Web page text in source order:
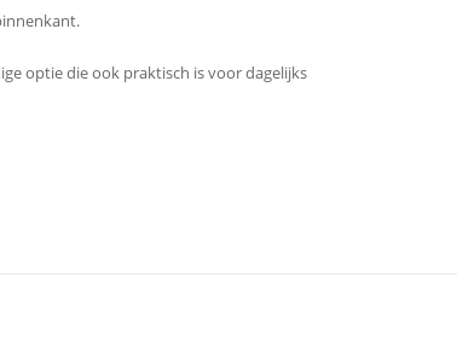
optie die ook praktisch is voor dagelijks